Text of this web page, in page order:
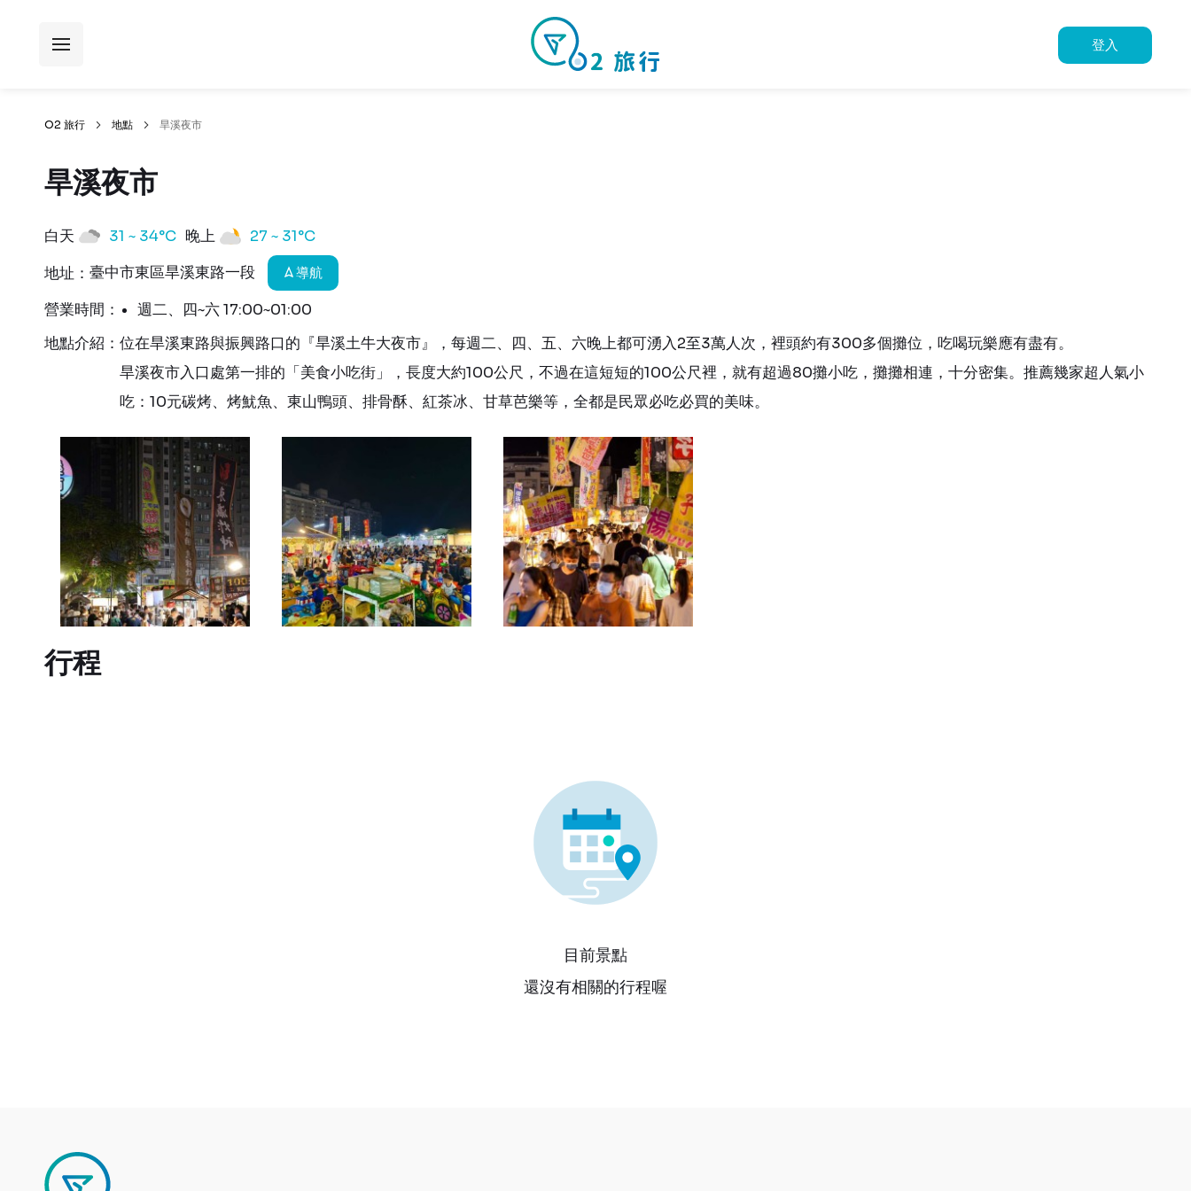
登入
O2 旅行 地點 旱溪夜市
旱溪夜市
白天 31 ~ 34°C 晚上
27 ~ 31°C
地址： 臺中市東區旱溪東路一段 導航
營業時間：
週二、四~六 17:00~01:00
地點介紹： 位在旱溪東路與振興路口的『旱溪土牛大夜市』，每週二、四、五、六晚上都可湧入2至3萬人次，裡頭約有300多個攤位，吃喝玩樂應有盡有。
旱溪夜市入口處第一排的「美食小吃街」，長度大約100公尺，不過在這短短的100公尺裡，就有超過80攤小吃，攤攤相連，十分密集。推薦幾家超人氣小
吃：10元碳烤、烤魷魚、東山鴨頭、排骨酥、紅茶冰、甘草芭樂等，全都是民眾必吃必買的美味。
行程
目前景點
還沒有相關的行程喔